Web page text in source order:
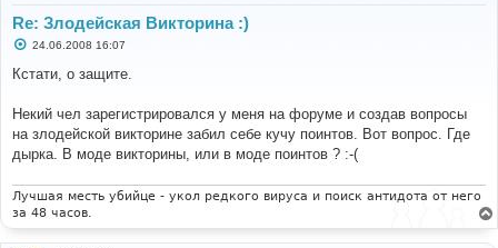
Re: Злодейская Викторина :)
С
о
б
е
н
и
е
24.06.2008 16:07
Кстати, о защите.
Некий чел зарегистрировался у меня на форуме и создав вопросы
на злодейской викторине забил себе кучу поинтов. Вот вопрос. Где
дырка. В моде викторины, или в моде поинтов ? :-(
Лучшая месть убийце - укол редкого вируса и поиск антидота от него
за 48 часов.